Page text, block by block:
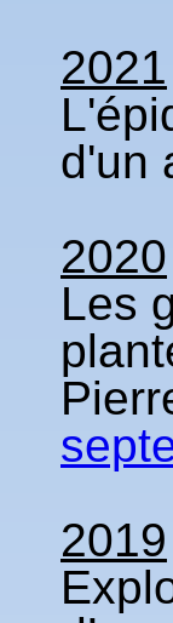
2021
d'un
2020
Les
2019